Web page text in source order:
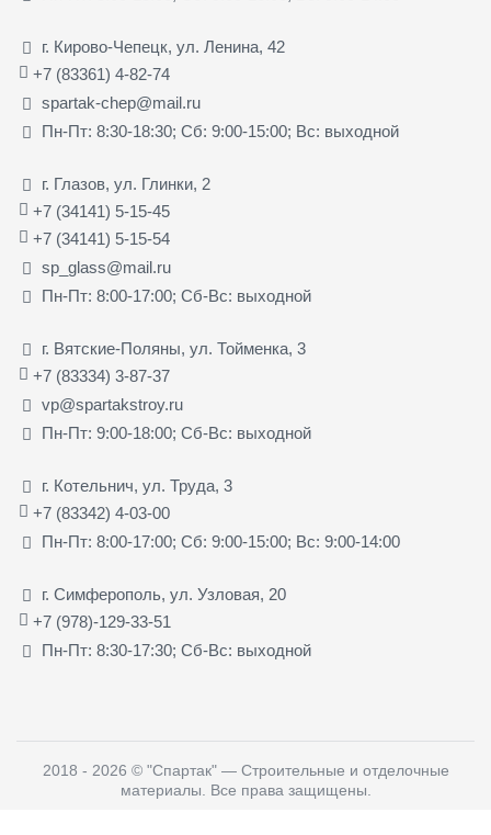
г. Кирово-Чепецк, ул. Ленина, 42
+7 (83361) 4-82-74
spartak-chep@mail.ru
Пн-Пт: 8:30-18:30; Сб: 9:00-15:00; Вс: выходной
г. Глазов, ул. Глинки, 2
+7 (34141) 5-15-45
+7 (34141) 5-15-54
sp_glass@mail.ru
Пн-Пт: 8:00-17:00; Сб-Вс: выходной
г. Вятские-Поляны, ул. Тойменка, 3
+7 (83334) 3-87-37
vp@spartakstroy.ru
Пн-Пт: 9:00-18:00; Сб-Вс: выходной
г. Котельнич, ул. Труда, 3
+7 (83342) 4-03-00
Пн-Пт: 8:00-17:00; Сб: 9:00-15:00; Вс: 9:00-14:00
г. Симферополь, ул. Узловая, 20
+7 (978)-129-33-51
Пн-Пт: 8:30-17:30; Сб-Вс: выходной
2018 - 2026 © "Спартак" — Строительные и отделочные
материалы . Все права защищены.